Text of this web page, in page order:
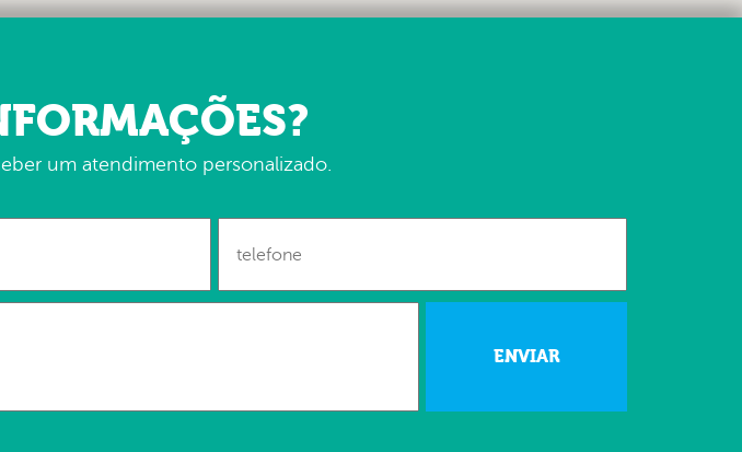
um atendimento personalizado.